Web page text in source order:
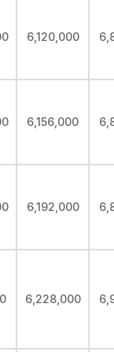
6,120,000
6,156,000
6,192,000
6,228,000